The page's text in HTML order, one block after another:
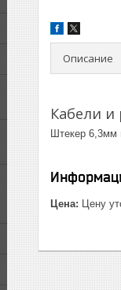
Описание
Кабели
Штекер 6,3мм
Цена: Цену